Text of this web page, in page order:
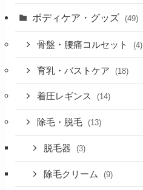
ボディケア・グッズ (49)
骨盤・腰痛コルセット (4)
育乳・バストケア (18)
着圧レギンス (14)
除毛・脱毛 (13)
脱毛器 (3)
除毛クリーム (9)